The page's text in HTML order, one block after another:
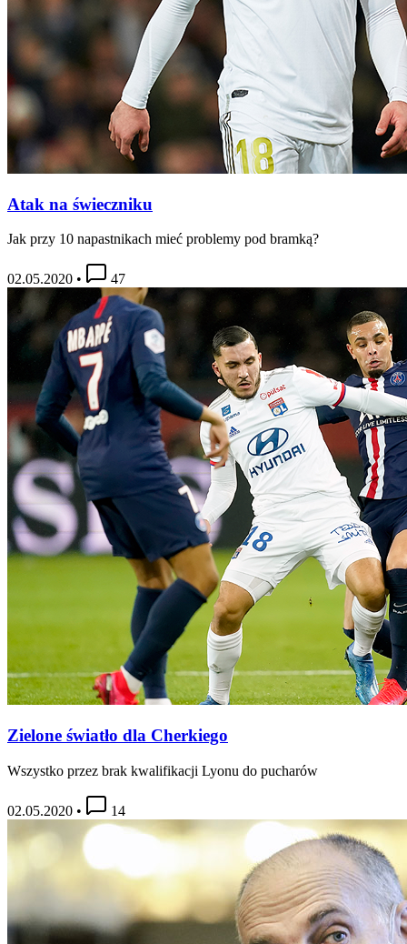
Atak na świeczniku
Jak przy 10 napastnikach mieć problemy pod bramką?
02.05.2020 • 47
Zielone światło dla Cherkiego
Wszystko przez brak kwalifikacji Lyonu do pucharów
02.05.2020 • 14